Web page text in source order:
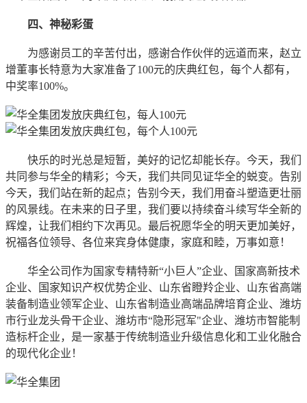
四、神秘彩蛋
为感谢员工的辛苦付出，感谢合作伙伴的远道而来，赵立
增董事长特意为大家准备了100元的庆典红包，每个人都有，
中奖率100%。
快乐的时光总是短暂，美好的记忆却能长存。今天，我们
共同参与华全的精彩；今天，我们共同见证华全的蜕变。告别
今天，我们站在新的起点；告别今天，我们用奋斗塑造更壮丽
的风景线。在未来的日子里，我们要以持续奋斗续写华全新的
辉煌，让我们相约下次再见。最后祝愿华全的明天更加美好，
祝福各位领导、各位来宾身体健康，家庭和睦，万事如意！
华全公司作为国家专精特新“小巨人”企业、国家高新技术
企业、国家知识产权优势企业、山东省瞪羚企业、山东省高端
装备制造业领军企业、山东省制造业高端品牌培育企业、潍坊
市行业龙头骨干企业、潍坊市“隐形冠军"企业、潍坊市智能制
造标杆企业，是一家基于传统制造业升级信息化和工业化融合
的现代化企业！